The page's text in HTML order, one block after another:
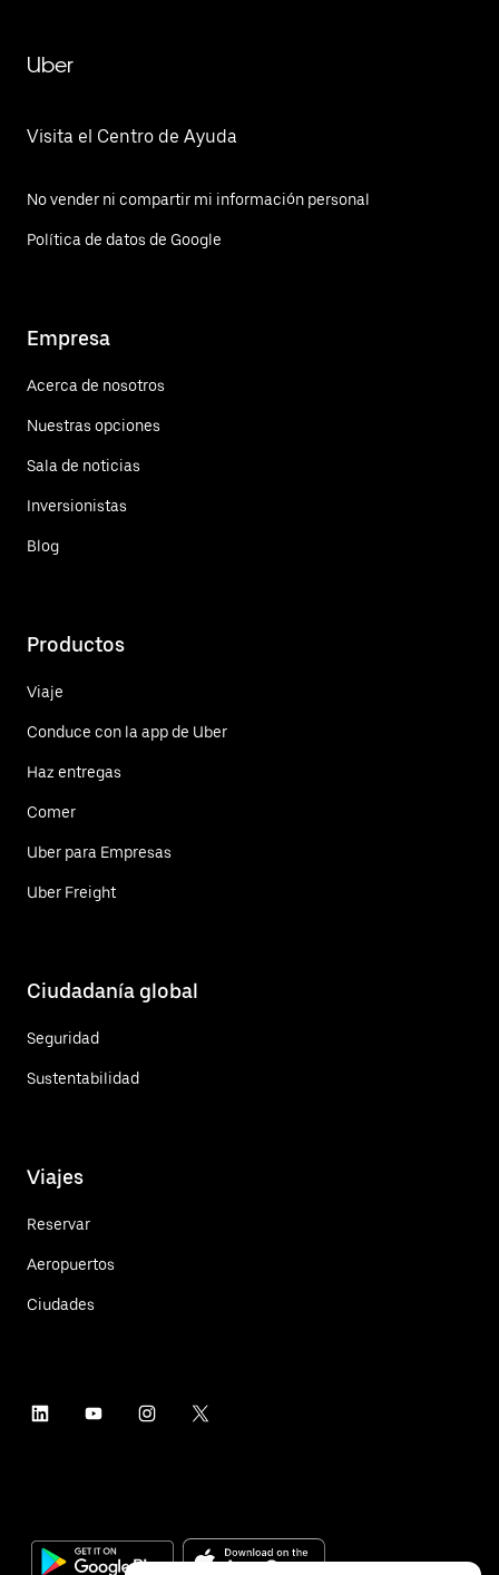
Uber
Visita el Centro de Ayuda
No vender ni compartir mi información personal
Política de datos de Google
Empresa
Acerca de nosotros
Nuestras opciones
Sala de noticias
Inversionistas
Blog
Productos
Viaje
Conduce con la app de Uber
Haz entregas
Comer
Uber para Empresas
Uber Freight
Ciudadanía global
Seguridad
Sustentabilidad
Viajes
Reservar
Aeropuertos
Ciudades